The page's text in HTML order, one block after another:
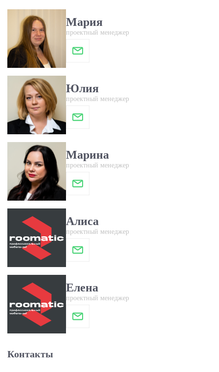
Мария
проектный менеджер
Юлия
проектный менеджер
Марина
проектный менеджер
Алиса
проектный менеджер
Елена
проектный менеджер
Контакты